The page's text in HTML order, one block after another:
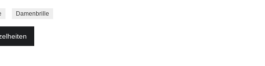
Damenbrille